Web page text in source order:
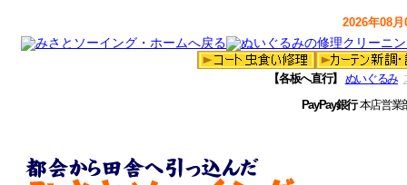
2026年08
【各板へ直行】 ぬいぐるみ
PayPay銀行本店営